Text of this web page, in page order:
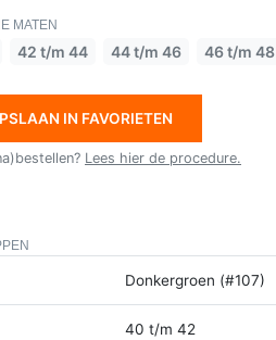
MATEN
42 t/m 44 44 t/m 46 46 t/m 48
IN FAVORIETEN
Lees hier de procedure.
Donkergroen (#107)
40 t/m 42